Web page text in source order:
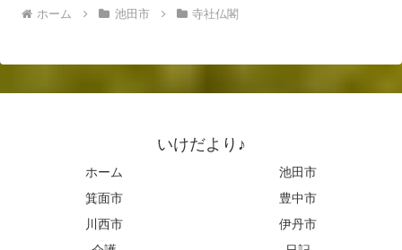
ホーム 池田市 寺社仏閣
いけだより♪
ホーム
池田市
箕面市
豊中市
川西市
伊丹市